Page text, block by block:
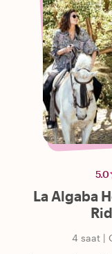
5.0
La Algaba
4 saat|